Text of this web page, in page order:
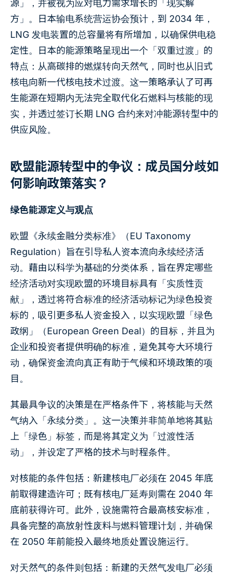
源」，并被视为应对电力需求增长的「现实解
方」。日本输电系统营运协会预计，到 2034 年，
LNG 发电装置的总容量将有所增加，以确保供电稳
定性。日本的能源策略呈现出一个「双重过渡」的
特点：从高碳排的燃煤转向天然气，同时也从旧式
核电向新一代核电技术过渡。这一策略承认了可再
生能源在短期内无法完全取代化石燃料与核能的现
实，并透过签订长期 LNG 合约来对冲能源转型中的
供应风险。
欧盟能源转型中的争议：成员国分歧如
何影响政策落实？
绿色能源定义与观点
欧盟《永续金融分类标准》（EU Taxonomy
Regulation）旨在引导私人资本流向永续经济活
动。藉由以科学为基础的分类体系，旨在界定哪些
经济活动对实现欧盟的环境目标具有「实质性贡
献」，透过将符合标准的经济活动标记为绿色投资
标的，吸引更多私人资金投入，以实现欧盟「绿色
政纲」（European Green Deal）的目标，并且为
企业和投资者提供明确的标准，避免其夸大环境行
动，确保资金流向真正有助于气候和环境政策的项
目。
其最具争议的决策是在严格条件下，将核能与天然
气纳入「永续分类」。这一决策并非简单地将其贴
上「绿色」标签，而是将其定义为「过渡性活
动」，并设定了严格的技术与时程条件。
对核能的条件包括：新建核电厂必须在 2045 年底
前取得建造许可；既有核电厂延寿则需在 2040 年
底前获得许可。此外，设施需符合最高核安标准，
具备完整的高放射性废料与燃料管理计划，并确保
在 2050 年前能投入最终地质处置设施运行。
对天然气的条件则包括：新建的天然气发电厂必须